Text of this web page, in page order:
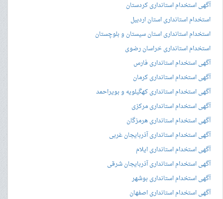
آگهی استخدام استانداری کردستان
استخدام استانداری استان اردبیل
استخدام استانداری استان سیستان و بلوچستان
استخدام استانداری خراسان رضوی
آگهی استخدام استانداری فارس
آگهی استخدام استانداری کرمان
آگهی استخدام استانداری کهگیلویه و بویراحمد
آگهی استخدام استانداری مرکزی
آگهی استخدام استانداری هرمزگان
آگهی استخدام استانداری آذربایجان غربی
آگهی استخدام استانداری ایلام
آگهی استخدام استانداری آذربایجان شرقی
آگهی استخدام استانداری بوشهر
آگهی استخدام استانداری اصفهان